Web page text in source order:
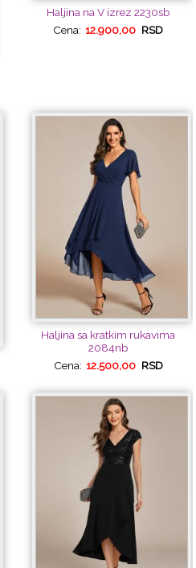
Haljina na V izrez 2230sb
Cena: 12.900,00 RSD
Haljina sa kratkim rukavima
2084nb
Cena: 12.500,00 RSD